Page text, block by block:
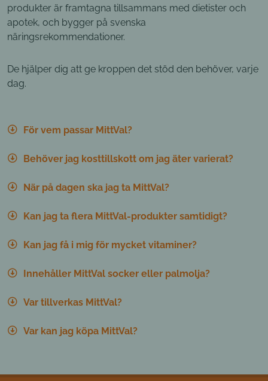
produkter är framtagna tillsammans med dietister och
apotek, och bygger på svenska
näringsrekommendationer.
De hjälper dig att ge kroppen det stöd den behöver, varje
dag.
För vem passar MittVal?
Behöver jag kosttillskott om jag äter varierat?
När på dagen ska jag ta MittVal?
Kan jag ta flera MittVal-produkter samtidigt?
Kan jag få i mig för mycket vitaminer?
Innehåller MittVal socker eller palmolja?
Var tillverkas MittVal?
Var kan jag köpa MittVal?